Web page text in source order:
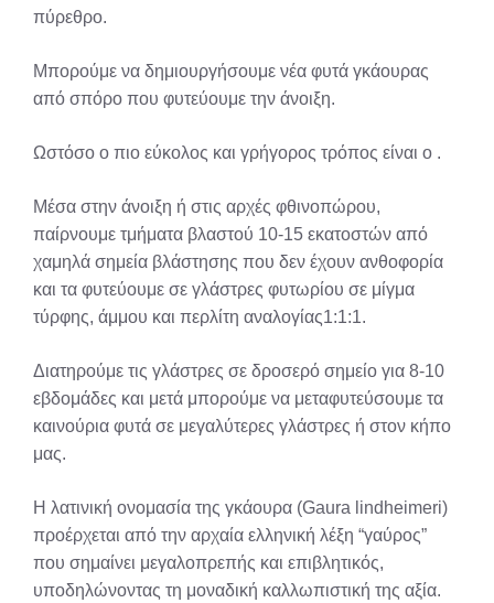
πύρεθρο.
Μπορούμε να δημιουργήσουμε νέα φυτά γκάουρας
από σπόρο που φυτεύουμε την άνοιξη.
Ωστόσο ο πιο εύκολος και γρήγορος τρόπος είναι ο .
Μέσα στην άνοιξη ή στις αρχές φθινοπώρου,
παίρνουμε τμήματα βλαστού 10-15 εκατοστών από
χαμηλά σημεία βλάστησης που δεν έχουν ανθοφορία
και τα φυτεύουμε σε γλάστρες φυτωρίου σε μίγμα
τύρφης, άμμου και περλίτη αναλογίας1:1:1.
Διατηρούμε τις γλάστρες σε δροσερό σημείο για 8-10
εβδομάδες και μετά μπορούμε να μεταφυτεύσουμε τα
καινούρια φυτά σε μεγαλύτερες γλάστρες ή στον κήπο
μας.
Η λατινική ονομασία της γκάουρα (Gaura lindheimeri)
προέρχεται από την αρχαία ελληνική λέξη “γαύρος”
που σημαίνει μεγαλοπρεπής και επιβλητικός,
υποδηλώνοντας τη μοναδική καλλωπιστική της αξία.